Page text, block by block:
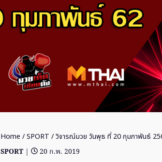
Home /SPORT / วิจารณ์มวย วันพุธ ที่ 20 กุมภาพันธ์
SPORT |
20 ก.พ. 2019